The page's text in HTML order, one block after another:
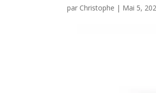
par Christophe | Mai 5,